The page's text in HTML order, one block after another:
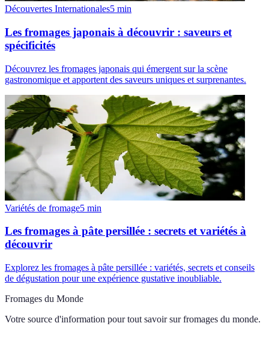
Découvertes Internationales5 min
Les fromages japonais à découvrir : saveurs et
spécificités
Découvrez les fromages japonais qui émergent sur la scène
gastronomique et apportent des saveurs uniques et surprenantes.
Variétés de fromage5 min
Les fromages à pâte persillée : secrets et variétés à
découvrir
Explorez les fromages à pâte persillée : variétés, secrets et conseils
de dégustation pour une expérience gustative inoubliable.
Fromages du Monde
Votre source d'information pour tout savoir sur fromages du monde.